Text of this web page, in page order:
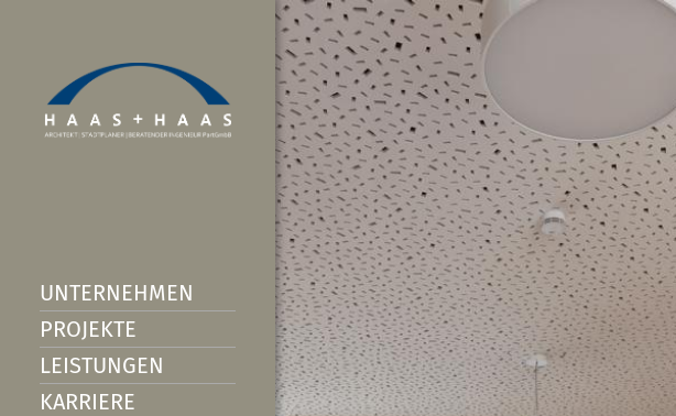
UNTERNEHMEN
PROJEKTE
LEISTUNGEN
KARRIERE